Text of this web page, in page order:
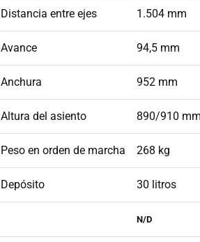
Distancia entre ejes 1.504 mm
Avance 94,5 mm
Anchura 952 mm
Altura del asiento 890/910
Peso en orden de marcha 268 kg
Depósito 30 litros
N/D